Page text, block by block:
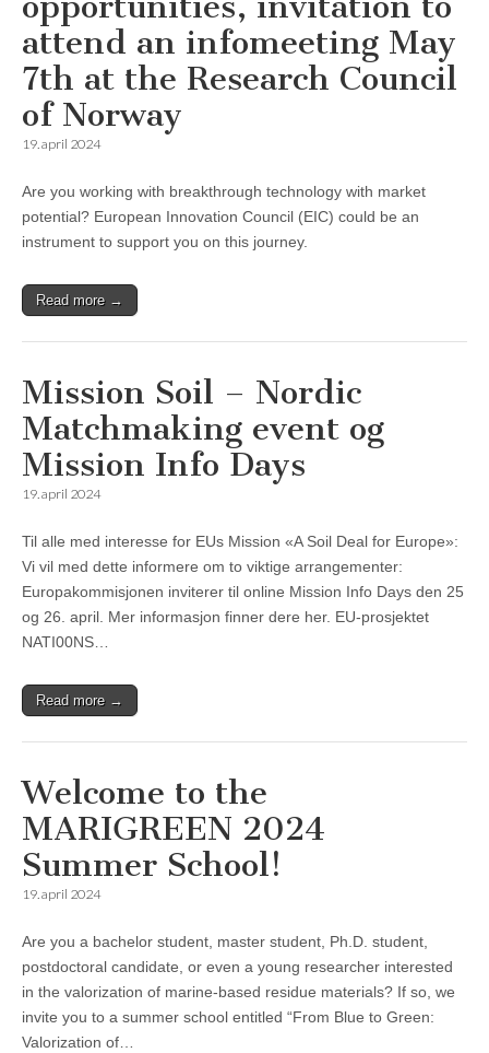
attend an infomeeting May
7th at the Research Council
of Norway
19. april 2024
Are you working with breakthrough technology with market
potential? European Innovation Council (EIC) could be an
instrument to support you on this journey.
Read more →
Mission Soil – Nordic
Matchmaking event og
Mission Info Days
19. april 2024
Til alle med interesse for EUs Mission «A Soil Deal for Europe»:
Vi vil med dette informere om to viktige arrangementer:
Europakommisjonen inviterer til online Mission Info Days den 25
og 26. april. Mer informasjon finner dere her. EU-prosjektet
NATI00NS…
Read more →
Welcome to the
MARIGREEN 2024
Summer School!
19. april 2024
Are you a bachelor student, master student, Ph.D. student,
postdoctoral candidate, or even a young researcher interested
in the valorization of marine-based residue materials? If so, we
invite you to a summer school entitled “From Blue to Green:
Valorization of…